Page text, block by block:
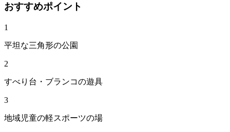
おすすめポイント
1
平坦な三角形の公園
2
すべり台・ブランコの遊具
3
地域児童の軽スポーツの場